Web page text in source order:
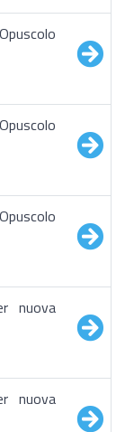
nuova
nuova